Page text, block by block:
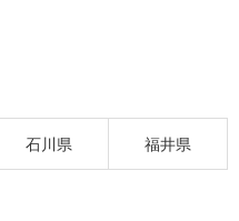
石川県 福井県